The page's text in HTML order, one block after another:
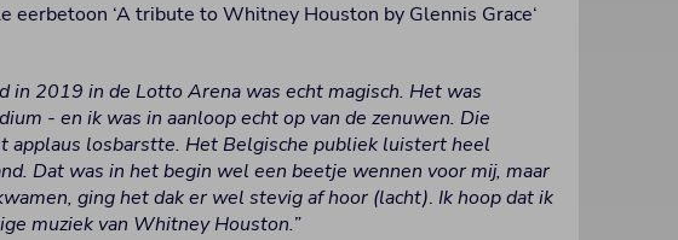
eerbetoon ‘A tribute to Whitney Houston by Glennis Grace‘
in 2019 in de Lotto Arena was echt magisch. Het was
- en ik was in aanloop echt op van de zenuwen. Die
applaus losbarstte. Het Belgische publiek luistert heel
Dat was in het begin wel een beetje wennen voor mij, maar
ging het dak er wel stevig af hoor (lacht). Ik hoop dat ik
muziek van Whitney Houston.”